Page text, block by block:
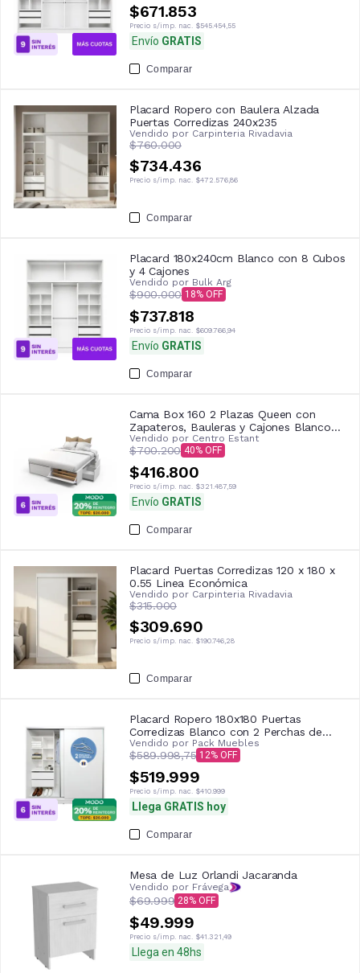
$671.853
Precio s/imp. nac. $545.454,55
Envío GRATIS
Comparar
Placard Ropero con Baulera Alzada
Puertas Corredizas 240x235
Vendido por Carpinteria Rivadavia
$760.000
$734.436
Precio s/imp. nac. $472.576,86
Comparar
Placard 180x240cm Blanco con 8 Cubos
y 4 Cajones
Vendido por Bulk Arg
$900.000 18
$737.818
Precio s/imp. nac. $609.766,94
Envío GRATIS
Comparar
Cama Box 160 2 Plazas Queen con
Zapateros, Bauleras y Cajones Blanco
Centro Estant
Vendido por Centro Estant
$700.200 40
$416.800
Precio s/imp. nac. $321.487,59
Envío GRATIS
Comparar
Placard Puertas Corredizas 120 x 180 x
0.55 Linea Económica
Vendido por Carpinteria Rivadavia
$315.000
$309.690
Precio s/imp. nac. $190.746,28
Comparar
Placard Ropero 180x180 Puertas
Corredizas Blanco con 2 Perchas de
Regalo
Vendido por Pack Muebles
$589.998,75 12
$519.999
Precio s/imp. nac. $410.999
Llega GRATIS hoy
Comparar
Mesa de Luz Orlandi Jacaranda
Vendido por Frávega
$69.999 28
$49.999
Precio s/imp. nac. $41.321,49
Llega en 48hs